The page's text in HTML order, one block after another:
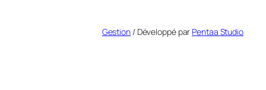
Gestion/ Développé par Pentaa Studio